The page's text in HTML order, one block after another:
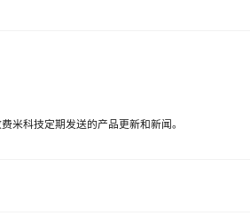
米科技定期发送的产品更新和新闻。